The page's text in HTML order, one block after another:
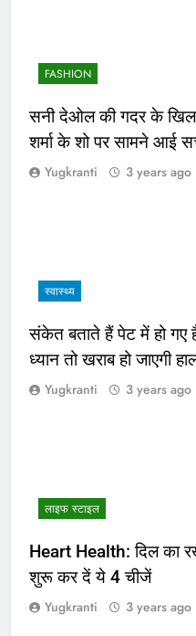
FASHION
सनी देओल की गदर के
शर्मा के शो पर सामने आई
Yugkranti 3 years ago
स्वास्थ्य
संकेत बताते हैं पेट में हो गए
ध्यान तो खराब हो जाएगी
Yugkranti 3 years ago
लाइफ स्टाइल
Heart Health: दिल का
शुरू कर दें ये 4 चीजें
Yugkranti 3 years ago